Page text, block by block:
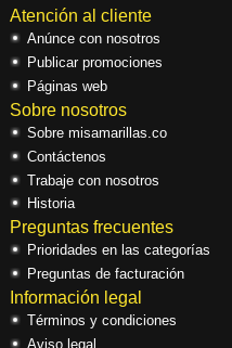
Atención al cliente
Anúnce con nosotros
Publicar promociones
Páginas web
Sobre nosotros
Sobre misamarillas.co
Contáctenos
Trabaje con nosotros
Historia
Preguntas frecuentes
Prioridades en las categorías
Preguntas de facturación
Información legal
Términos y condiciones
Aviso legal